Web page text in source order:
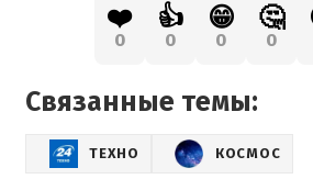
❤️
0
👍
0
😁
0
🤔
0
Связанные темы:
ТЕХНО КОСМОС